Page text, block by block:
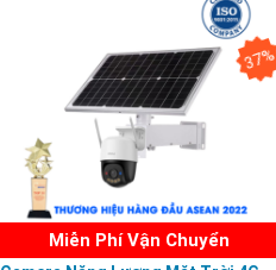
37%
Miễn Phí Vận Chuyển